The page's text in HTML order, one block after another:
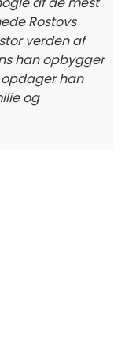
Rostovs
verden af
han opbygger
han
og